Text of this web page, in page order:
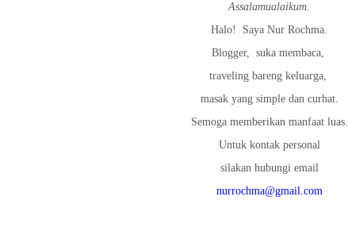
Assalamualaikum.
Halo!
Saya Nur Rochma.
Blogger, suka membaca,
traveling bareng keluarga,
masak yang simple dan curhat.
Semoga memberikan manfaat luas.
Untuk kontak personal
silakan hubungi email
nurrochma@gmail.com